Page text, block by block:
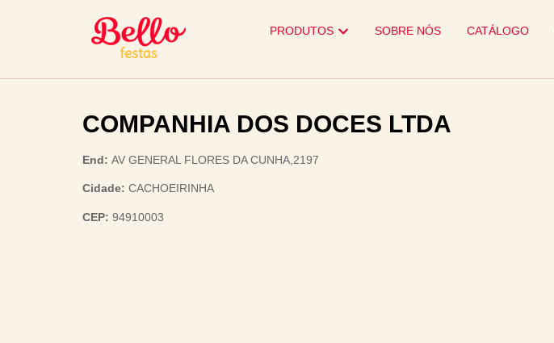
PRODUTOS SOBRE NÓS CATÁLOGO
COMPANHIA DOS DOCES LTDA
End: AV GENERAL FLORES DA CUNHA,2197
Cidade: CACHOEIRINHA
CEP: 94910003